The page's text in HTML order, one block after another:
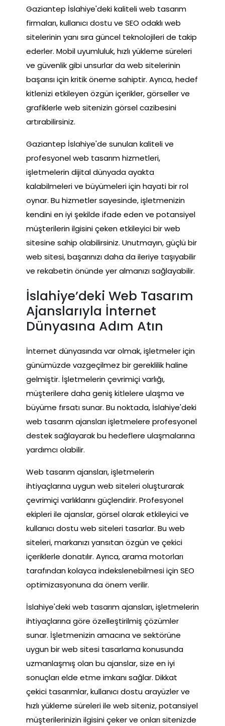
Gaziantep İslahiye'deki kaliteli web tasarım
firmaları, kullanıcı dostu ve SEO odaklı web
sitelerinin yanı sıra güncel teknolojileri de takip
ederler. Mobil uyumluluk, hızlı yükleme süreleri
ve güvenlik gibi unsurlar da web sitelerinin
başarısı için kritik öneme sahiptir. Ayrıca, hedef
kitlenizi etkileyen özgün içerikler, görseller ve
grafiklerle web sitenizin görsel cazibesini
artırabilirsiniz.
Gaziantep İslahiye'de sunulan kaliteli ve
profesyonel web tasarım hizmetleri,
işletmelerin dijital dünyada ayakta
kalabilmeleri ve büyümeleri için hayati bir rol
oynar. Bu hizmetler sayesinde, işletmenizin
kendini en iyi şekilde ifade eden ve potansiyel
müşterilerin ilgisini çeken etkileyici bir web
sitesine sahip olabilirsiniz. Unutmayın, güçlü bir
web sitesi, başarınızı daha da ileriye taşıyabilir
ve rekabetin önünde yer almanızı sağlayabilir.
İslahiye’deki Web Tasarım
Ajanslarıyla İnternet
Dünyasına Adım Atın
İnternet dünyasında var olmak, işletmeler için
günümüzde vazgeçilmez bir gereklilik haline
gelmiştir. İşletmelerin çevrimiçi varlığı,
müşterilere daha geniş kitlelere ulaşma ve
büyüme fırsatı sunar. Bu noktada, İslahiye'deki
web tasarım ajansları işletmelere profesyonel
destek sağlayarak bu hedeflere ulaşmalarına
yardımcı olabilir.
Web tasarım ajansları, işletmelerin
ihtiyaçlarına uygun web siteleri oluşturarak
çevrimiçi varlıklarını güçlendirir. Profesyonel
ekipleri ile ajanslar, görsel olarak etkileyici ve
kullanıcı dostu web siteleri tasarlar. Bu web
siteleri, markanızı yansıtan özgün ve çekici
içeriklerle donatılır. Ayrıca, arama motorları
tarafından kolayca indekslenebilmesi için SEO
optimizasyonuna da önem verilir.
İslahiye'deki web tasarım ajansları, işletmelerin
ihtiyaçlarına göre özelleştirilmiş çözümler
sunar. İşletmenizin amacına ve sektörüne
uygun bir web sitesi tasarlama konusunda
uzmanlaşmış olan bu ajanslar, size en iyi
sonuçları elde etme imkanı sağlar. Dikkat
çekici tasarımlar, kullanıcı dostu arayüzler ve
hızlı yükleme süreleri ile web siteniz, potansiyel
müşterilerinizin ilgisini çeker ve onları sitenizde